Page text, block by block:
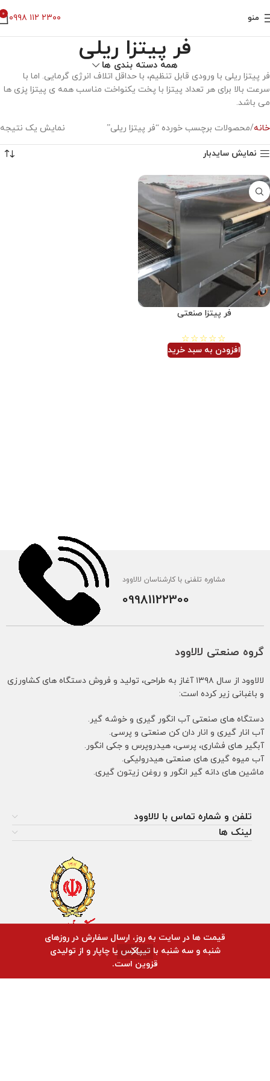
قیمت ها در سایت به روز، ارسال سفارش در روزهای
شنبه و سه شنبه با تیپاکس یا چاپار و از تولیدی
قزوین است.
منو ۰۹۹۸ ۱۱۲ ۲۳۰۰ 0
فر پیتزا ریلی
همه دسته بندی ها
فر پیتزا ریلی با ورودی قابل تنظیم، با حداقل اتلاف انرژی گرمایی. اما با
سرعت بالا برای هر تعداد پیتزا با پخت یکنواخت مناسب همه ی پیتزا پزی ها
می باشد.
خانه محصولات برچسب خورده “فر پیتزا ریلی” نمایش یک نتیجه
نمایش سایدبار
فر پیتزا صنعتی
افزودن به سبد خرید
گروه صنعتی لالاوود
لالاوود از سال ۱۳۹۸ آغاز به طراحی، تولید و فروش دستگاه های کشاورزی
و باغبانی زیر کرده است:
دستگاه های صنعتی آب انگور گیری و خوشه گیر.
آب انار گیری و انار دان کن صنعتی و پرسی.
آبگیر های فشاری، پرسی، هیدروپرس و جکی انگور.
آب میوه گیری های صنعتی هیدرولیکی.
ماشین های دانه گیر انگور و روغن زیتون گیری.
مشاوره تلفنی با کارشناسان لالاوود
09981122300
تلفن و شماره تماس با لالاوود
لینک ها